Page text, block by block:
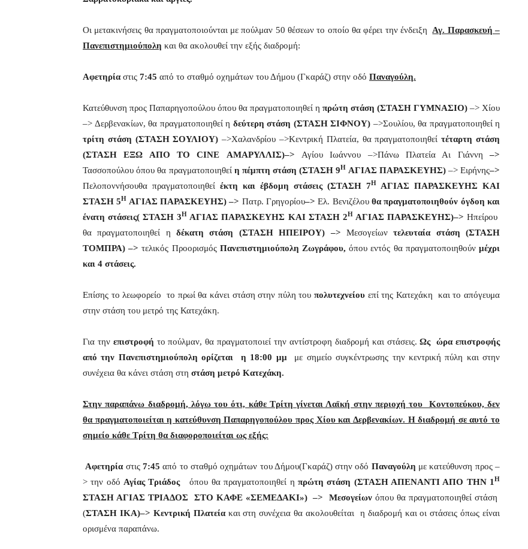
Οι μετακινήσεις θα πραγματοποιούνται με πούλμαν 50 θέσεων το οποίο θα φέρει την ένδειξη Αγ. Παρασκευή –
Πανεπιστημιούπολη και θα ακολουθεί την εξής διαδρομή:
Αφετηρίαστις 7:45 από το σταθμό οχημάτων του Δήμου (Γκαράζ) στην οδό Παναγούλη.
Κατεύθυνση προς Παπαρηγοπούλου όπου θα πραγματοποιηθεί η πρώτη στάση (ΣΤΑΣΗ ΓΥΜΝΑΣΙΟ) –> Χίου
–> Δερβενακίων, θα πραγματοποιηθεί η δεύτερη στάση (ΣΤΑΣΗ ΣΙΦΝΟΥ) –>Σουλίου, θα πραγματοποιηθεί η
τρίτη στάση (ΣΤΑΣΗ ΣΟΥΛΙΟΥ)–>Χαλανδρίου –>Κεντρική Πλατεία, θα πραγματοποιηθεί τέταρτη στάση
(ΣΤΑΣΗ ΕΞΩ ΑΠΟ ΤΟ CINE ΑΜΑΡΥΛΛΙΣ)–> Αγίου Ιωάννου –>Πάνω Πλατεία Αι Γιάννη–>
Τασσοπούλου όπου θα πραγματοποιηθείη πέμπτη στάση (ΣΤΑΣΗ 9Η ΑΓΙΑΣ ΠΑΡΑΣΚΕΥΗΣ) –> Ειρήνης–>
Πελοποννήσουθα πραγματοποιηθεί έκτη και έβδομη στάσεις (ΣΤΑΣΗ 7Η
ΑΓΙΑΣ ΠΑΡΑΣΚΕΥΗΣ ΚΑΙ
ΣΤΑΣΗ 5Η ΑΓΙΑΣ ΠΑΡΑΣΚΕΥΗΣ) –> Πατρ. Γρηγορίου–>Ελ. Βενιζέλουθα πραγματοποιηθούν όγδοη και
ένατη στάσεις( ΣΤΑΣΗ 3Η ΑΓΙΑΣ ΠΑΡΑΣΚΕΥΗΣ ΚΑΙ ΣΤΑΣΗ 2ΗΑΓΙΑΣ ΠΑΡΑΣΚΕΥΗΣ)–>Ηπείρου
θα πραγματοποιηθεί ηδέκατη στάση (ΣΤΑΣΗ ΗΠΕΙΡΟΥ) –> Μεσογείωντελευταία στάση
(ΣΤΑΣΗ
ΤΟΜΠΡΑ) –>τελικός Προορισμός Πανεπιστημιούπολη Ζωγράφου,όπου εντός θα πραγματοποιηθούνμέχρι
και 4 στάσεις.
Επίσης το λεωφορείο το πρωί θα κάνει στάση στην πύλη του πολυτεχνείου επί της Κατεχάκη και το απόγευμα
στην στάση του μετρό της Κατεχάκη.
Για την επιστροφή το πούλμαν, θα πραγματοποιεί την αντίστροφη διαδρομή και στάσεις.Ως ώρα επιστροφής
από την Πανεπιστημιούπολη ορίζεται η 18:00 μμ με σημείο συγκέντρωσης την κεντρική πύλη και στην
συνέχεια θα κάνει στάση στη στάση μετρό Κατεχάκη.
Στην παραπάνω διαδρομή, λόγω του ότι, κάθε Τρίτη γίνεται Λαϊκή στην περιοχή του Κοντοπεύκου, δεν
θα πραγματοποιείται η κατεύθυνση Παπαρηγοπούλου προς Χίου και Δερβενακίων. Η διαδρομή σε αυτό το
σημείο κάθε Τρίτη θα διαφοροποιείται ως εξής:
Αφετηρίαστις 7:45από το σταθμό οχημάτων του Δήμου(Γκαράζ) στην οδό Παναγούλη με κατεύθυνση προς –
> την οδό Αγίας Τριάδοςόπου θα πραγματοποιηθεί η πρώτη στάση (ΣΤΑΣΗ ΑΠΕΝΑΝΤΙ ΑΠΟ ΤΗΝ 1Η
ΣΤΑΣΗ ΑΓΙΑΣ ΤΡΙΑΔΟΣ ΣΤΟ ΚΑΦΕ «ΣΕΜΕΔΑΚΙ») –> Μεσογείωνόπου θα πραγματοποιηθεί στάση
(ΣΤΑΣΗ ΙΚΑ)–> Κεντρική Πλατεία και στη συνέχεια θα ακολουθείται η διαδρομή και οι στάσεις όπως είναι
ορισμένα παραπάνω.